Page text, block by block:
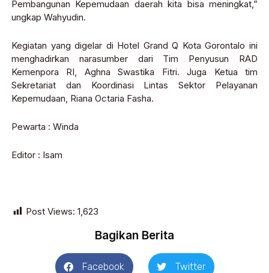
Pembangunan Kepemudaan daerah kita bisa meningkat,”
ungkap Wahyudin.
Kegiatan yang digelar di Hotel Grand Q Kota Gorontalo ini
menghadirkan narasumber dari Tim Penyusun RAD
Kemenpora RI, Aghna Swastika Fitri. Juga Ketua tim
Sekretariat dan Koordinasi Lintas Sektor Pelayanan
Kepemudaan, Riana Octaria Fasha.
Pewarta : Winda
Editor : Isam
Post Views: 1,623
Bagikan Berita
Facebook Twitter